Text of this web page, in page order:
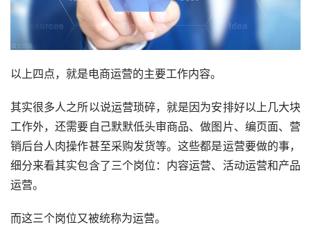
以上四点，就是电商运营的主要工作内容。
其实很多人之所以说运营琐碎，就是因为安排好以上几大块
工作外，还需要自己默默低头审商品、做图片、编页面、营
销后台人肉操作甚至采购发货等。这些都是运营要做的事，
细分来看其实包含了三个岗位：内容运营、活动运营和产品
运营。
而这三个岗位又被统称为运营。